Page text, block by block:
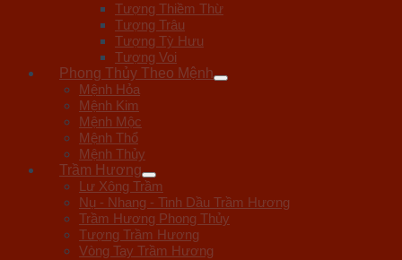
Tượng Thiềm Thừ
Tượng Trâu
Tượng Tỳ Hưu
Tượng Voi
Phong Thủy Theo Mệnh
Mệnh Hỏa
Mệnh Kim
Mệnh Mộc
Mệnh Thổ
Mệnh Thủy
Trầm Hương
Lư Xông Trầm
Nụ - Nhang - Tinh Dầu Trầm Hương
Trầm Hương Phong Thủy
Tượng Trầm Hương
Vòng Tay Trầm Hương